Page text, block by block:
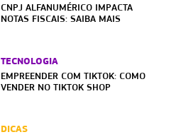
CNPJ ALFANUMÉRICO IMPACTA
NOTAS FISCAIS: SAIBA MAIS
TECNOLOGIA
EMPREENDER COM TIKTOK: COMO
VENDER NO TIKTOK SHOP
DICAS